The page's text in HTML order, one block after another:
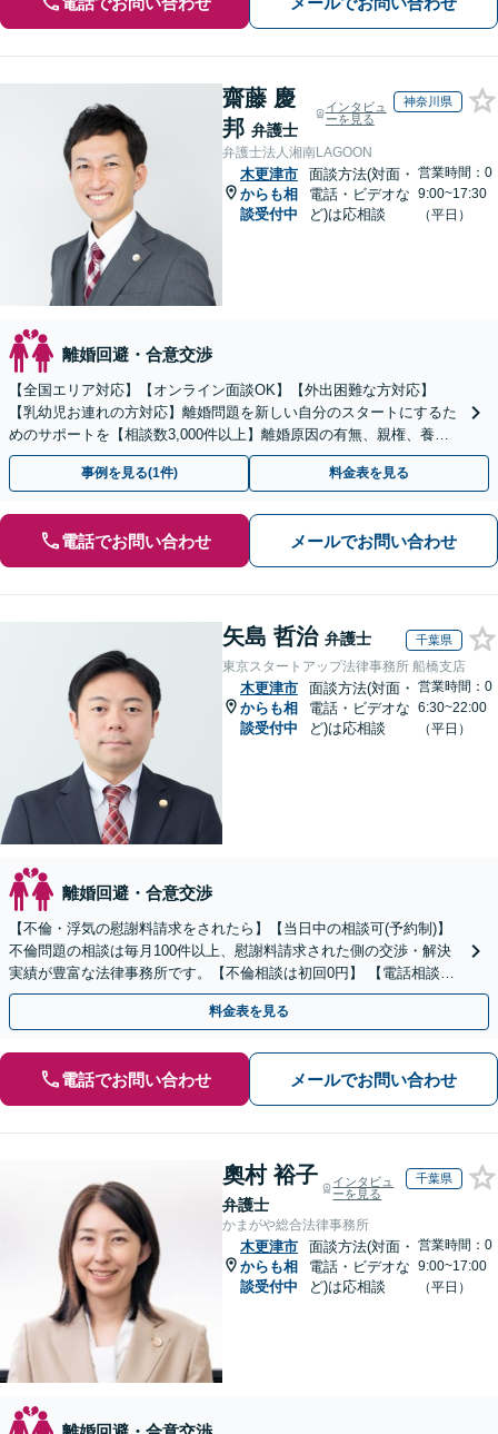
齋藤 慶
邦 弁護士
インタビュ
ーを見る
神奈川県
弁護士法人湘南LAGOON
木更津市
からも相
談受付中
面談方法(対面・
電話・ビデオな
ど)は応相談
営業時間：0
9:00~17:30
（平日）
離婚回避・合意交渉
【全国エリア対応】【オンライン面談OK】【外出困難な方対応】
【乳幼児お連れの方対応】離婚問題を新しい自分のスタートにするた
めのサポートを【相談数3,000件以上】離婚原因の有無、親権、養育
費、財産分与、慰謝料請求【夜間・休日相談可】
事例を見る(1件) 料金表を見る
電話でお問い合わせ メールでお問い合わせ
矢島 哲治 弁護士 千葉県
東京スタートアップ法律事務所 船橋支店
木更津市
からも相
談受付中
面談方法(対面・
電話・ビデオな
ど)は応相談
営業時間：0
6:30~22:00
（平日）
離婚回避・合意交渉
【不倫・浮気の慰謝料請求をされたら】【当日中の相談可(予約制)】
不倫問題の相談は毎月100件以上、慰謝料請求された側の交渉・解決
実績が豊富な法律事務所です。【不倫相談は初回0円】 【電話相談で
ご契約まで対応可/来所不要】
料金表を見る
電話でお問い合わせ メールでお問い合わせ
奧村 裕子
弁護士
インタビュ
ーを見る
千葉県
かまがや総合法律事務所
木更津市
からも相
談受付中
面談方法(対面・
電話・ビデオな
ど)は応相談
営業時間：0
9:00~17:00
（平日）